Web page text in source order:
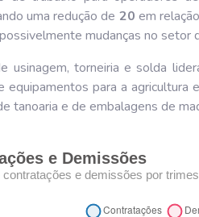
uma redução de 20 em
mudanças no setor
usinagem, torneiria e solda
equipamentos para a
tanoaria e de embalagens de
e Demissões
contratações e demissões por